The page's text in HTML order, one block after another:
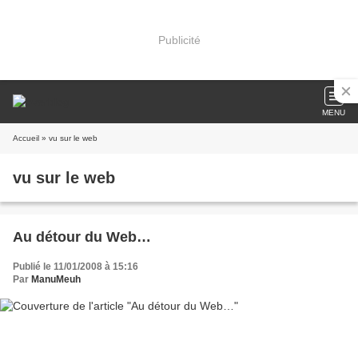
Publicité
MENU
Accueil » vu sur le web
vu sur le web
Au détour du Web…
Publié le 11/01/2008 à 15:16
Par ManuMeuh